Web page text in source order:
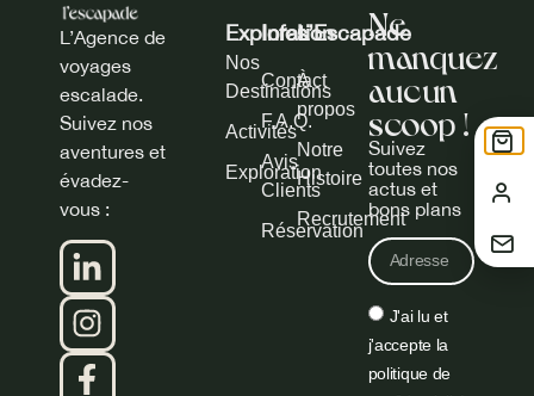
L’Agence de
voyages
escalade.
Suivez nos
aventures et
évadez-
vous :
Exploration
Nos
Destinations
Activités
Exploration
Infos
Contact
F.A.Q.
Avis
Clients
Réservation
L’Escapade
À
propos
Notre
Histoire
Recrutement
Ne
manquez
aucun
scoop !
Suivez
toutes nos
actus et
bons plans
J'ai lu et
j'accepte la
politique de